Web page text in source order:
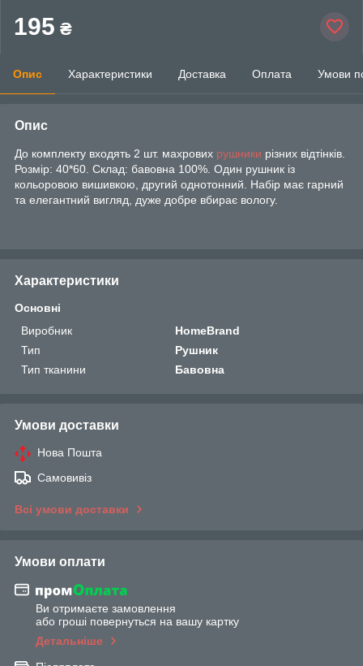
195 ₴
Опис Характеристики Доставка Оплата Умови
Опис
До комплекту входять 2 шт. махрових рушники різних відтінків.
Розмір: 40*60. Склад: бавовна 100%. Один рушник із
кольоровою вишивкою, другий однотонний. Набір має гарний
та елегантний вигляд, дуже добре вбирає вологу.
Характеристики
Основні
Виробник
HomeBrand
Тип
Рушник
Тип тканини
Бавовна
Умови доставки
Нова Пошта
Самовивіз
Всі умови доставки
Умови оплати
Ви отримаєте замовлення
або гроші повернуться на вашу картку
Детальніше